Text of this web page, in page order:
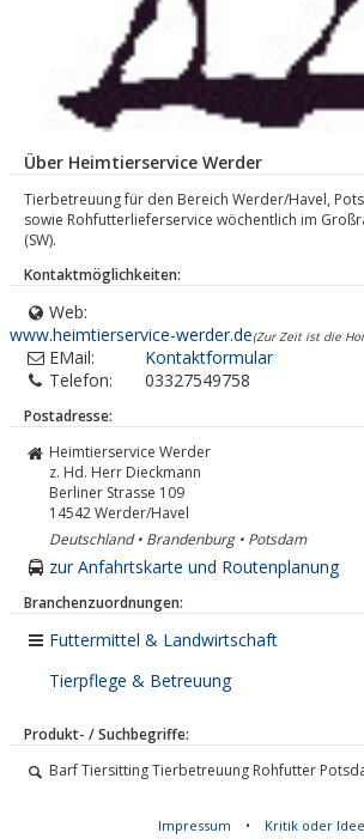
Über Heimtierservice Werder
Tierbetreuung für den Bereich Werder/Havel,
sowie Rohfutterlieferservice wöchentlich im
(SW).
Kontaktmöglichkeiten:
Web:
www.heimtierservice-werder.de(Zur Zeit ist die
EMail:
Kontaktformular
Telefon:
03327549758
Postadresse:
Heimtierservice Werder
z. Hd. Herr Dieckmann
Berliner Strasse 109
14542Werder/Havel
Deutschland • Brandenburg • Potsdam
zur Anfahrtskarte und Routenplanung
Branchenzuordnungen:
Futtermittel & Landwirtschaft
Tierpflege & Betreuung
Produkt- / Suchbegriffe:
Barf Tiersitting Tierbetreuung Rohfutter
Impressum • Kritik oder